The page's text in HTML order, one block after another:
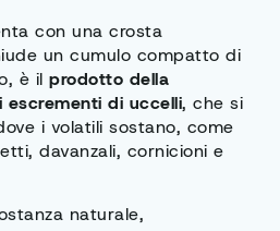
con una crosta
un cumulo compatto di
è il prodotto della
escrementi di uccelli, che si
i volatili sostano, come
davanzali, cornicioni e
naturale,